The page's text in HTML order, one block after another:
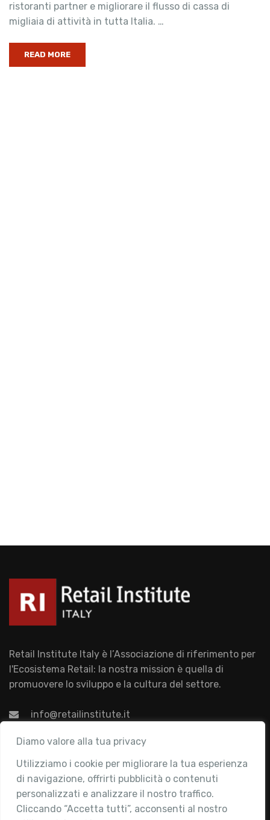
Diamo valore alla tua privacy
Utilizziamo i cookie per migliorare la tua esperienza
di navigazione, offrirti pubblicità o contenuti
personalizzati e analizzare il nostro traffico.
Cliccando “Accetta tutti”, acconsenti al nostro
ristoranti partner e migliorare il flusso di cassa di
migliaia di attività in tutta Italia. …
READ MORE
Retail Institute Italy è l’Associazione di riferimento per
l'Ecosistema Retail: la nostra mission è quella di
promuovere lo sviluppo e la cultura del settore.
info@retailinstitute.it
Associazione
Chi siamo
Attività
Contatti